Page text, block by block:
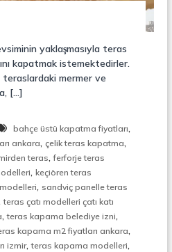
i
y
o
e
l
i
k
e
r
d
i
v
yaklaşmasıyla teras
kapatmak istemektedirler.
teraslardaki mermer ve
[…]
bahçe üstü kapatma fiyatları,
ankara, çelik teras kapatma,
teras,ferforje teras
, keçiören teras
, sandviç panelle teras
teras çatı modelleri çatı katı
,teras kapama belediye izni,
kapama m2 fiyatları ankara,
izmir,teras kapama modelleri,